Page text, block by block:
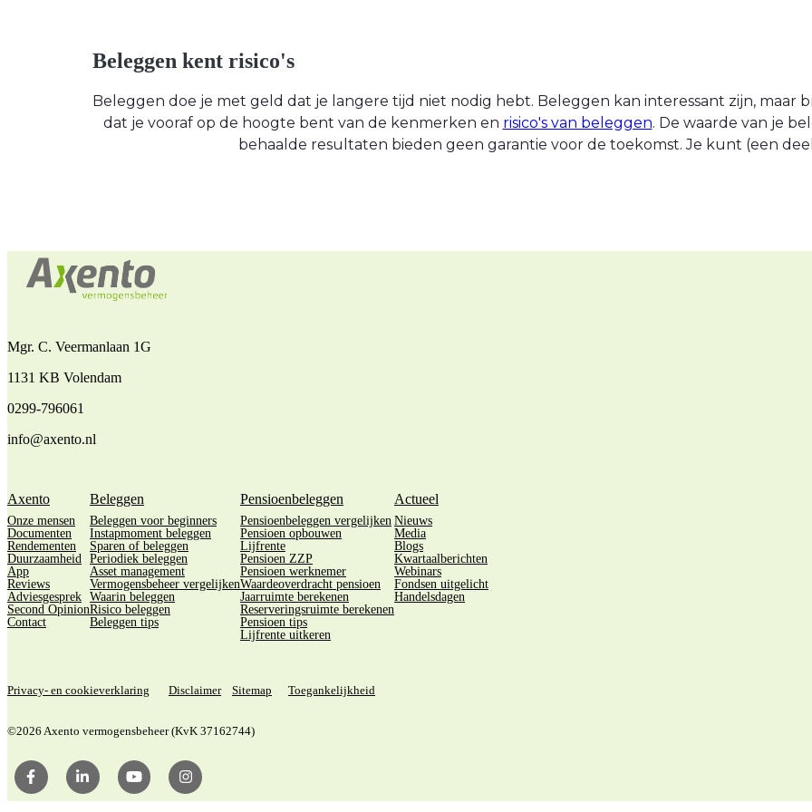
Beleggen kent risico's
Beleggen doe je met geld dat je langere tijd niet nodig hebt. Beleggen kan interessant zijn, maar
dat je vooraf op de hoogte bent van de kenmerken en risico's van beleggen. De waarde van je
behaalde resultaten bieden geen garantie voor de toekomst. Je kunt (een
Mgr. C. Veermanlaan 1G
1131 KB Volendam
0299-796061
info@axento.nl
Axento
Onze mensen
Documenten
Rendementen
Duurzaamheid
App
Reviews
Adviesgesprek
Second Opinion
Contact
Beleggen
Beleggen voor beginners
Instapmoment beleggen
Sparen of beleggen
Periodiek beleggen
Asset management
Vermogensbeheer vergelijken
Waarin beleggen
Risico beleggen
Beleggen tips
Pensioenbeleggen
Pensioenbeleggen vergelijken
Pensioen opbouwen
Lijfrente
Pensioen ZZP
Pensioen werknemer
Waardeoverdracht pensioen
Jaarruimte berekenen
Reserveringsruimte berekenen
Pensioen tips
Lijfrente uitkeren
Actueel
Nieuws
Media
Blogs
Kwartaalberichten
Webinars
Fondsen uitgelicht
Handelsdagen
Privacy- en cookieverklaring Disclaimer Sitemap Toegankelijkheid
©2026 Axento vermogensbeheer (KvK 37162744)